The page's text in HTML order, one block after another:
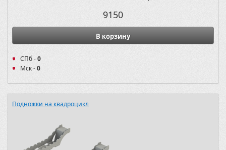
9150
В корзину
СПб -0
Мск -0
Подножки на квадроцикл